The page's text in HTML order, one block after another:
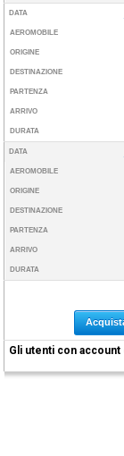
DATA
AEROMOBILE
ORIGINE
DESTINAZIONE
PARTENZA
ARRIVO
DURATA
DATA
AEROMOBILE
ORIGINE
DESTINAZIONE
PARTENZA
ARRIVO
DURATA
Gli utenti con